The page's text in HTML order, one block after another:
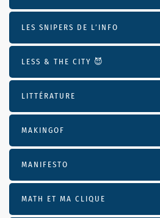
LES SNIPERS DE L’INFO
LESS & THE CITY 😈
LITTÉRATURE
MAKINGOF
MANIFESTO
MATH ET MA CLIQUE